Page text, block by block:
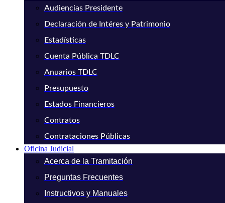
Audiencias Presidente
Declaración de Intéres y Patrimonio
Estadísticas
Cuenta Pública TDLC
Anuarios TDLC
Presupuesto
Estados Financieros
Contratos
Contrataciones Públicas
Oficina Judicial
Acerca de la Tramitación
Preguntas Frecuentes
Instructivos y Manuales